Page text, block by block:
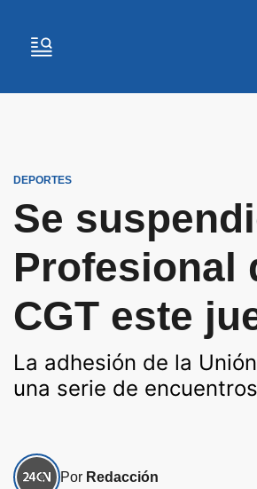
DEPORTES
Se
Profesional
CGT este
La adhesión de la
una serie de
Por Redacción